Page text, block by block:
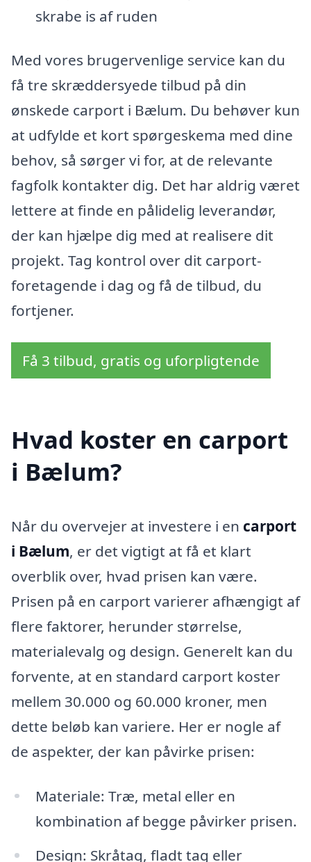
skrabe is af ruden
Med vores brugervenlige service kan du
få tre skræddersyede tilbud på din
ønskede carport i Bælum. Du behøver kun
at udfylde et kort spørgeskema med dine
behov, så sørger vi for, at de relevante
fagfolk kontakter dig. Det har aldrig været
lettere at finde en pålidelig leverandør,
der kan hjælpe dig med at realisere dit
projekt. Tag kontrol over dit carport-
foretagende i dag og få de tilbud, du
fortjener.
Få 3 tilbud, gratis og uforpligtende
Hvad koster en carport
i Bælum?
Når du overvejer at investere i en carport
i Bælum, er det vigtigt at få et klart
overblik over, hvad prisen kan være.
Prisen på en carport varierer afhængigt af
flere faktorer, herunder størrelse,
materialevalg og design. Generelt kan du
forvente, at en standard carport koster
mellem 30.000 og 60.000 kroner, men
dette beløb kan variere. Her er nogle af
de aspekter, der kan påvirke prisen:
Materiale: Træ, metal eller en
kombination af begge påvirker prisen.
Design: Skråtag, fladt tag eller